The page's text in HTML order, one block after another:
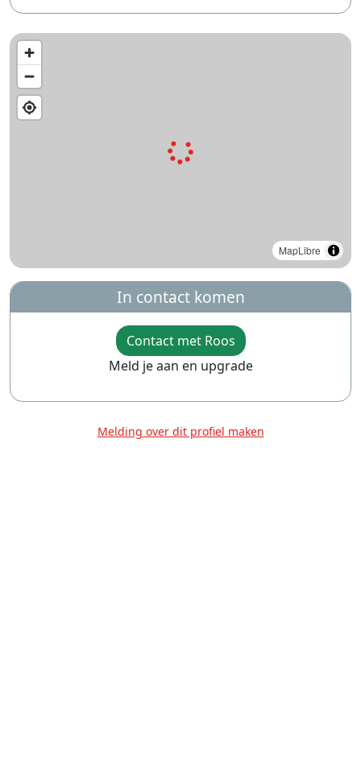
MapLibre
In contact komen
Contact met Roos
Meld je aan en upgrade
Melding over dit profiel maken